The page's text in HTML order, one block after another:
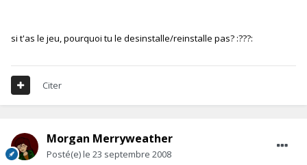
si t'as le jeu, pourquoi tu le desinstalle/reinstalle pas? :???:
Citer
Morgan Merryweather
Posté(e)le 23 septembre 2008